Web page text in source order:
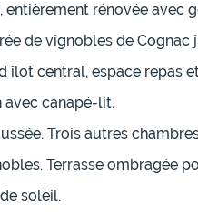
rénovée avec
de vignobles de
îlot central, espace repas
avec canapé-lit.
Trois autres
Terrasse ombragée
soleil.